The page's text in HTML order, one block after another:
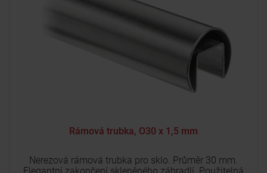
Rámová trubka, O30 x 1,5 mm
Nerezová rámová trubka pro sklo. Průměr 30 mm.